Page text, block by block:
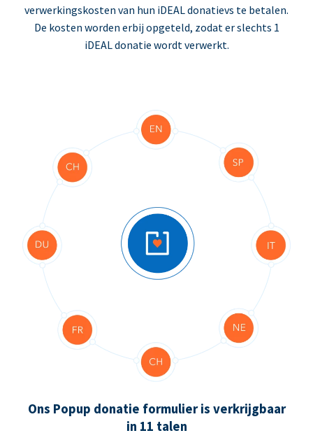
verwerkingskosten van hun iDEAL donatievs te betalen.
De kosten worden erbij opgeteld, zodat er slechts 1
iDEAL donatie wordt verwerkt.
Ons Popup donatie formulier is verkrijgbaar
in 11 talen